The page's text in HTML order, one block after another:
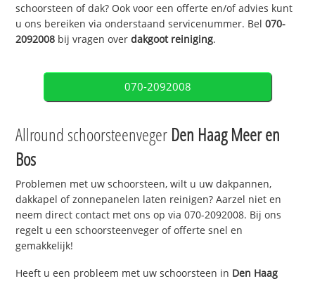
schoorsteen of dak? Ook voor een offerte en/of advies kunt
u ons bereiken via onderstaand servicenummer. Bel070-
2092008 bij vragen overdakgoot reiniging.
070-2092008
Allround schoorsteenveger Den Haag Meer en
Bos
Problemen met uw schoorsteen, wilt u uw dakpannen,
dakkapel of zonnepanelen laten reinigen? Aarzel niet en
neem direct contact met ons op via 070-2092008. Bij ons
regelt u een schoorsteenveger of offerte snel en
gemakkelijk!
Heeft u een probleem met uw schoorsteen in Den Haag